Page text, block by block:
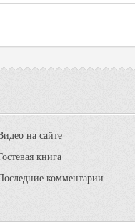
на сайте
книга
комментарии